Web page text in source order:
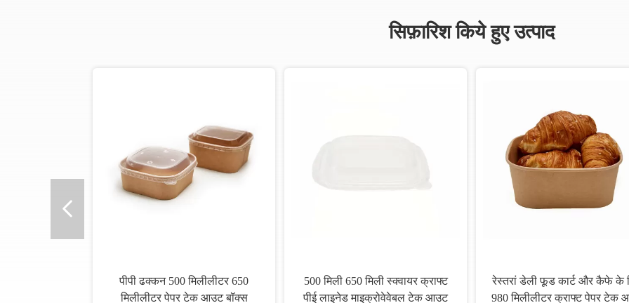
सिफ़ारिश किये हुए उत्पाद
पीपी ढक्कन 500 मिलीलीटर 650
मिलीलीटर पेपर टेक आउट बॉक्स
500 मिली 650 मिली स्क्वायर क्राफ्ट
पीई लाइनेड माइक्रोवेवेबल टेक आउट
रेस्तरां डेली फूड कार्ट और कैफे के
980 मिलीलीटर क्राफ्ट पेपर टेक